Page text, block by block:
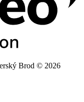
Brod © 2026